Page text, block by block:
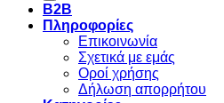
B2B
Πληροφορίες
Επικοινωνία
Σχετικά με εμάς
Οροί χρήσης
Δήλωση απορρήτου